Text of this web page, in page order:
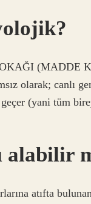
(MADDE
olarak; canlı
(yani tüm
alabilir
atıfta